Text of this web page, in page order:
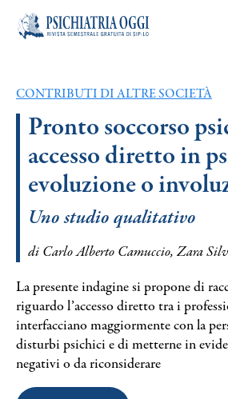
Articoli
Riviste
Bacheca
Chi siamo
Contatti
Search
CONTRIBUTI DI ALTRE SOCIETÀ
Pronto soccorso
accesso diretto in
evoluzione o
Uno studio qualitativo
di Carlo Alberto Camuccio, Zara
La presente indagine si propone di
riguardo l’accesso diretto tra i
interfacciano maggiormente con la
disturbi psichici e di metterne in
negativi o da riconsiderare